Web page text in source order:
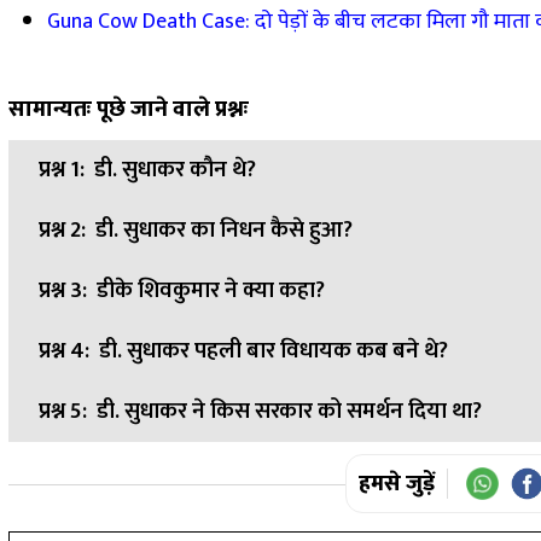
Guna Cow Death Case: दो पेड़ों के बीच लटका मिला गौ
सामान्यतः पूछे जाने वाले प्रश्नः
प्रश्न 1: डी. सुधाकर कौन थे?
उत्तर:डी. सुधाकर कर्नाटक के वरिष्ठ कांग्रेस नेता और हिरियूर
प्रश्न 2: डी. सुधाकर का निधन कैसे हुआ?
उत्तर:जानकारी के मुताबिक, फेफड़ों में संक्रमण के कारण उनका इलाज
प्रश्न 3: डीके शिवकुमार ने क्या कहा?
उत्तर:डीके शिवकुमार ने उनके निधन पर दुख जताते हुए कहा कि डी.
प्रश्न 4: डी. सुधाकर पहली बार विधायक कब बने थे?
उत्तर:वे साल 2004 में पहली बार कांग्रेस के टिकट पर विधायक चुने
प्रश्न 5: डी. सुधाकर ने किस सरकार को समर्थन दिया था?
उत्तर:उन्होंने बी.एस. येदियुरप्पा के नेतृत्व वाली सरकार को समर्थन
हमसे जुड़ें